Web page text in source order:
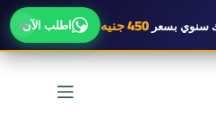
× بسعر450 جنيه اطلب الآن